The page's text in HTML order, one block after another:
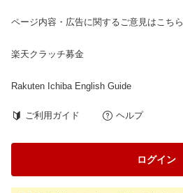
ページ内容・広告に関するご意見はこちら
楽天クラッチ募金
Rakuten Ichiba English Guide
ご利用ガイド ヘルプ
ログイン